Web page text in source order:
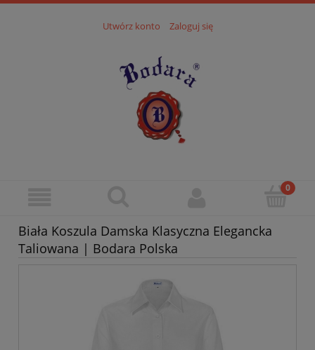
Utwórz konto Zaloguj się
Biała Koszula Damska Klasyczna Elegancka
Taliowana | Bodara Polska